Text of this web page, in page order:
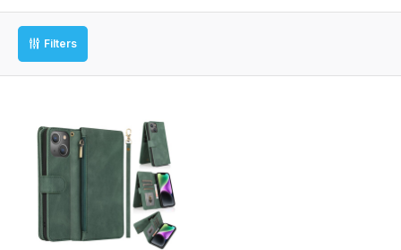
Filters